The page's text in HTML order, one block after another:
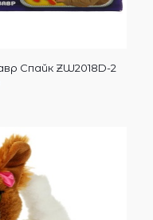
Спайк ZW2018D-2